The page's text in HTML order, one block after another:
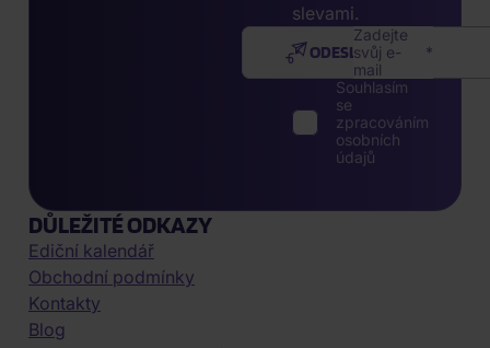
slevami.
Zadejte
svůj e-
mail
ODESLAT
Souhlasím
se
zpracováním
osobních
údajů
DŮLEŽITÉ ODKAZY
Ediční kalendář
Obchodní podmínky
Kontakty
Blog